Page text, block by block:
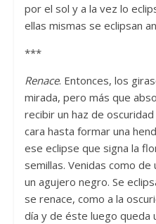
por el sol y a la vez lo
ellas mismas se eclipsan
***
Renace. Entonces, los
mirada, pero más que
recibir un haz de
cara hasta formar una
ese eclipse que signa la
semillas. Venidas como
un agujero negro. Se
se renace, como a la
día y de éste luego queda